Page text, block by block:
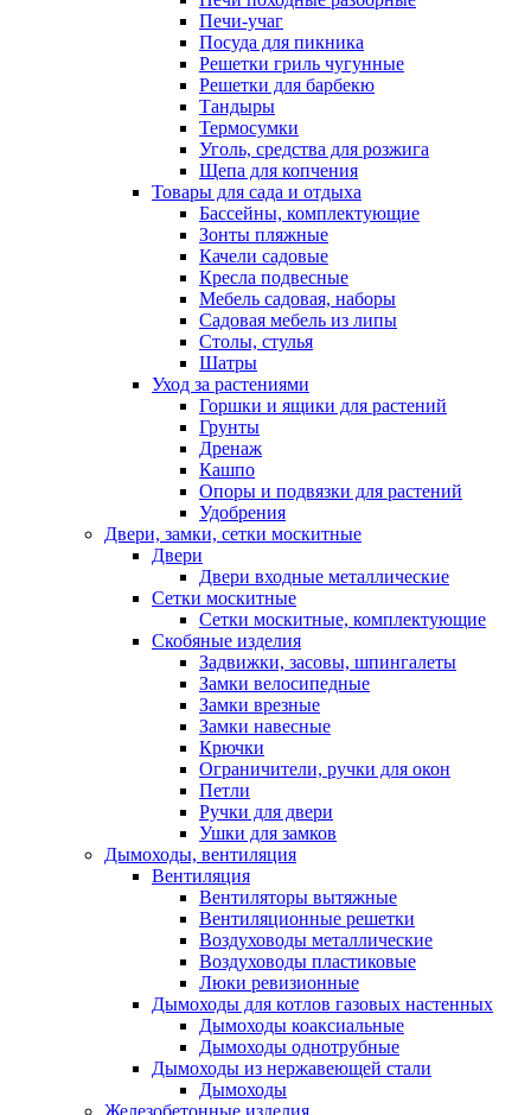
Печи-учаг
Посуда для пикника
Решетки гриль чугунные
Решетки для барбекю
Тандыры
Термосумки
Уголь, средства для розжига
Щепа для копчения
Товары для сада и отдыха
Бассейны, комплектующие
Зонты пляжные
Качели садовые
Кресла подвесные
Мебель садовая, наборы
Садовая мебель из липы
Столы, стулья
Шатры
Уход за растениями
Горшки и ящики для растений
Грунты
Дренаж
Кашпо
Опоры и подвязки для растений
Удобрения
Двери, замки, сетки москитные
Двери
Двери входные металлические
Сетки москитные
Сетки москитные, комплектующие
Скобяные изделия
Задвижки, засовы, шпингалеты
Замки велосипедные
Замки врезные
Замки навесные
Крючки
Ограничители, ручки для окон
Петли
Ручки для двери
Ушки для замков
Дымоходы, вентиляция
Вентиляция
Вентиляторы вытяжные
Вентиляционные решетки
Воздуховоды металлические
Воздуховоды пластиковые
Люки ревизионные
Дымоходы для котлов газовых настенных
Дымоходы коаксиальные
Дымоходы однотрубные
Дымоходы из нержавеющей стали
Дымоходы
Железобетонные изделия